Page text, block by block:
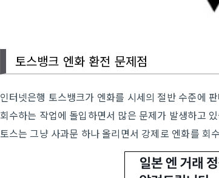
토스뱅크 엔화 환전 문제점
인터넷은행 토스뱅크가 엔화를 시세의 절반 수준에
회수하는 작업에 돌입하면서 많은 문제가 발생하고
토스는 그냥 사과문 하나 올리면서 강제로 엔화를 회